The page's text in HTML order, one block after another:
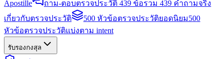
Apostille
ถาม-ตอบตรวจประวัติ 439 ข้อรวม 439 คำถามจริง
เกี่ยวกับตรวจประวัติ
500 หัวข้อตรวจประวัติยอดนิยม500
หัวข้อตรวจประวัติแบ่งตาม intent
รับรองกงสุล